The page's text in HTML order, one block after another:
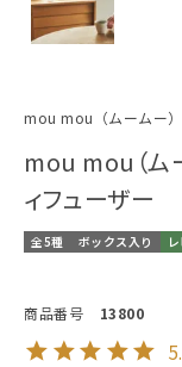
mou mou（ムームー）
mou mou（ム
ィフューザー
全5種 ボックス入り
商品番号 13800